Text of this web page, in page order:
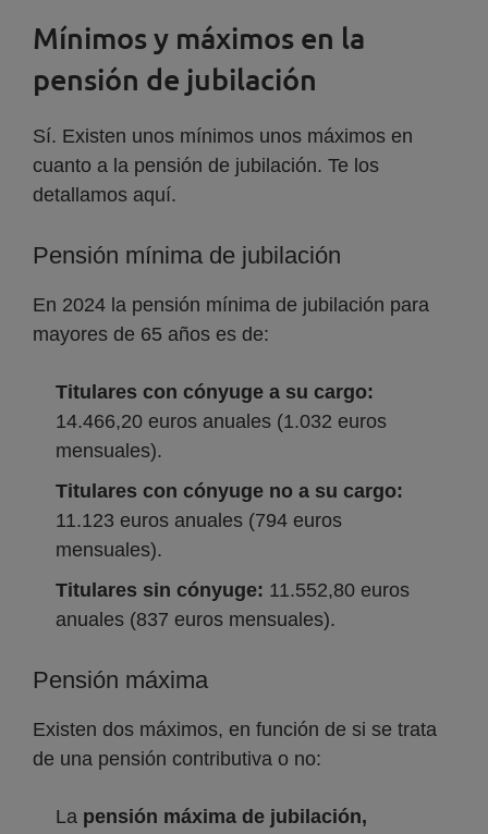
Mínimos y máximos en la
pensión de jubilación
Sí. Existen unos mínimos unos máximos en
cuanto a la pensión de jubilación. Te los
detallamos aquí.
Pensión mínima de jubilación
En 2024 la pensión mínima de jubilación para
mayores de 65 años es de:
Titulares con cónyuge a su cargo:
14.466,20 euros anuales (1.032 euros
mensuales).
Titulares con cónyuge no a su cargo:
11.123 euros anuales (794 euros
mensuales).
Titulares sin cónyuge: 11.552,80 euros
anuales (837 euros mensuales).
Pensión máxima
Existen dos máximos, en función de si se trata
de una pensión contributiva o no:
La pensión máxima de jubilación,